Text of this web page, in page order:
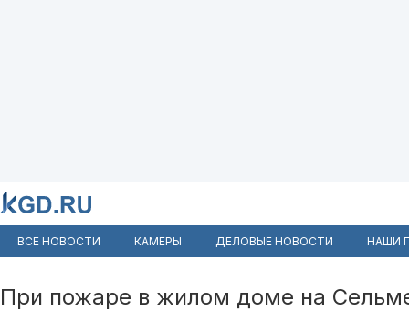
ВСЕ НОВОСТИ КАМЕРЫ ДЕЛОВЫЕ НОВОСТИ НАШИ
При пожаре в жилом доме на